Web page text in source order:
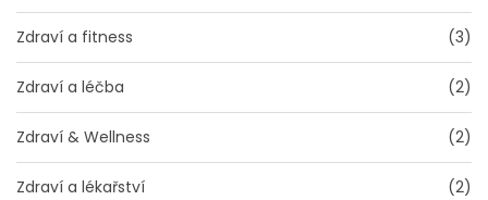
Zdraví a fitness (3)
Zdraví a léčba (2)
Zdraví & Wellness (2)
Zdraví a lékařství (2)